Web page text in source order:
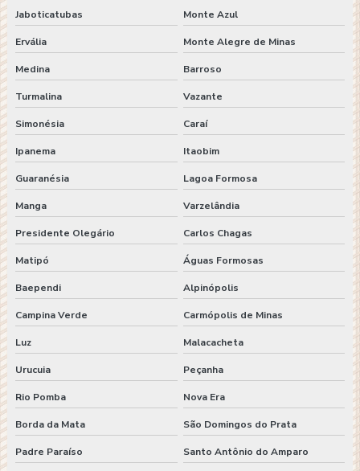
Jaboticatubas Monte Azul
Ervália Monte Alegre de Minas
Medina Barroso
Turmalina Vazante
Simonésia Caraí
Ipanema Itaobim
Guaranésia Lagoa Formosa
Manga Varzelândia
Presidente Olegário Carlos Chagas
Matipó Águas Formosas
Baependi Alpinópolis
Campina Verde Carmópolis de Minas
Luz Malacacheta
Urucuia Peçanha
Rio Pomba Nova Era
Borda da Mata São Domingos do Prata
Padre Paraíso Santo Antônio do Amparo